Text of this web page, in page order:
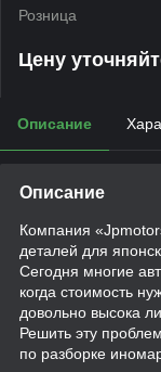
Розница
Цену
Описание
Описание
Компания
деталей для
Сегодня многие
когда стоимость
довольно высока
Решить эту
по разборке